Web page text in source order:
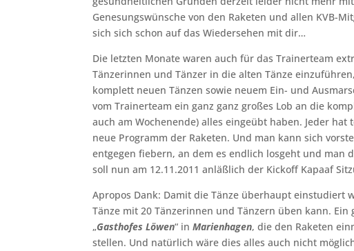
Genesungswünsche von den Raketen und allen KVB-
sich sich schon auf das Wiedersehen mit dir…
Die letzten Monate waren auch für das Trainerteam
Tänzerinnen und Tänzer in die alten Tänze
komplett neuen Tänzen sowie neuem Ein- und
vom Trainerteam ein ganz ganz großes Lob an die
auch am Wochenende) alles eingeübt haben. Jeder
neue Programm der Raketen. Und man kann sich
entgegen fiebern, an dem es endlich losgeht und man
soll nun am 12.11.2011 anläßlich der Kickoff Kapaaf
Apropos Dank: Damit die Tänze überhaupt einstudiert
Tänze mit 20 Tänzerinnen und Tänzern üben kann. Ein
„Gasthofes Löwen“ inMarienhagen, die den Raketen
stellen. Und natürlich wäre dies alles auch nicht